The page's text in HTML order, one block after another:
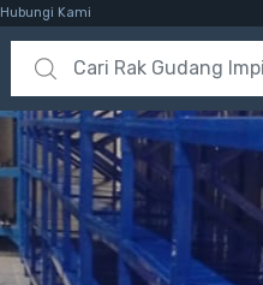
Hubungi Kami
Search for: